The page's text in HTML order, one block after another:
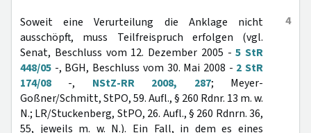
4
Soweit eine Verurteilung die Anklage nicht
ausschöpft, muss Teilfreispruch erfolgen (vgl.
Senat, Beschluss vom 12. Dezember 2005 -5 StR
448/05 -, BGH, Beschluss vom 30. Mai 2008 - 2 StR
174/08 -, NStZ-RR 2008, 287; Meyer-
Goßner/Schmitt, StPO, 59. Aufl., § 260 Rdnr. 13 m. w.
N.; LR/Stuckenberg, StPO, 26. Aufl., § 260 Rdnrn. 36,
55, jeweils m. w. N.). Ein Fall, in dem es eines